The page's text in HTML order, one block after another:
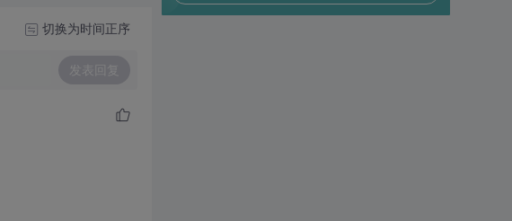
切换为时间正序
发表回复